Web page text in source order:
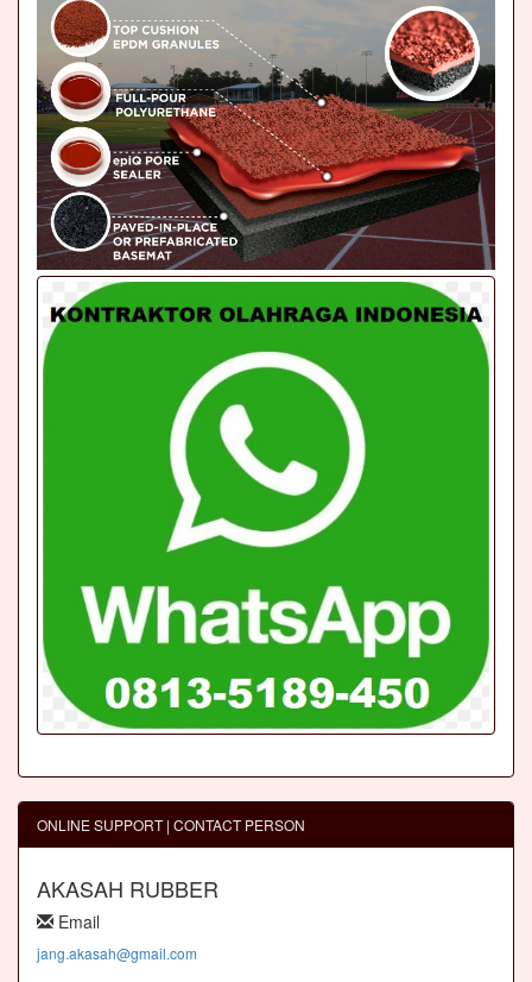
ONLINE SUPPORT | CONTACT PERSON
AKASAH RUBBER
Email
jang.akasah@gmail.com